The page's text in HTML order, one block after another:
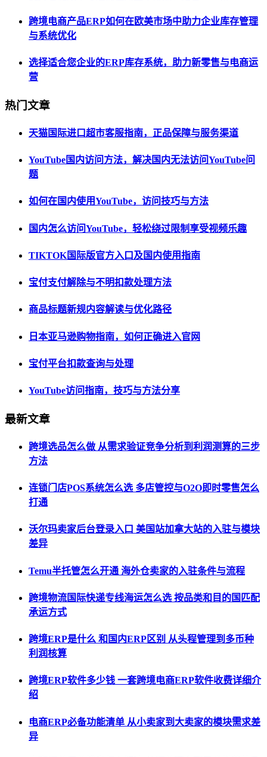
跨境电商产品ERP如何在欧美市场中助力企业库存管理
与系统优化
选择适合您企业的ERP库存系统，助力新零售与电商运
营
热门文章
天猫国际进口超市客服指南，正品保障与服务渠道
YouTube国内访问方法，解决国内无法访问YouTube问
题
如何在国内使用YouTube，访问技巧与方法
国内怎么访问YouTube，轻松绕过限制享受视频乐趣
TIKTOK国际版官方入口及国内使用指南
宝付支付解除与不明扣款处理方法
商品标题新规内容解读与优化路径
日本亚马逊购物指南，如何正确进入官网
宝付平台扣款查询与处理
YouTube访问指南，技巧与方法分享
最新文章
跨境选品怎么做 从需求验证竞争分析到利润测算的三步
方法
连锁门店POS系统怎么选 多店管控与O2O即时零售怎么
打通
沃尔玛卖家后台登录入口 美国站加拿大站的入驻与模块
差异
Temu半托管怎么开通 海外仓卖家的入驻条件与流程
跨境物流国际快递专线海运怎么选 按品类和目的国匹配
承运方式
跨境ERP是什么 和国内ERP区别 从头程管理到多币种
利润核算
跨境ERP软件多少钱 一套跨境电商ERP软件收费详细介
绍
电商ERP必备功能清单 从小卖家到大卖家的模块需求差
异